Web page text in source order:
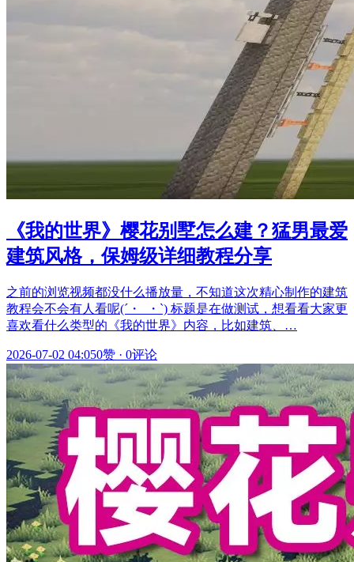
《我的世界》樱花别墅怎么建？猛男最爱
建筑风格，保姆级详细教程分享
之前的浏览视频都没什么播放量，不知道这次精心制作的建筑
教程会不会有人看呢(´・_・`) 标题是在做测试，想看看大家更
喜欢看什么类型的《我的世界》内容，比如建筑、…
2026-07-02 04:050赞 · 0评论